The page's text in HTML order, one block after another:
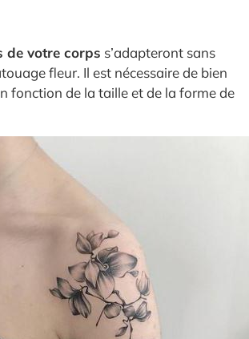
de votre corps s’adapteront sans
fleur. Il est nécessaire de bien
fonction de la taille et de la forme de